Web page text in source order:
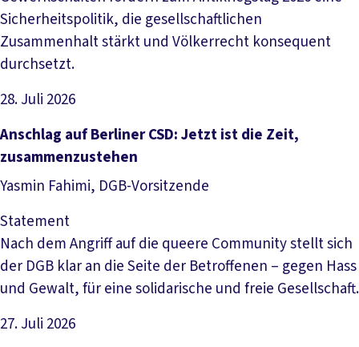
Sicherheitspolitik, die gesellschaftlichen
Zusammenhalt stärkt und Völkerrecht konsequent
durchsetzt.
28. Juli 2026
Artikel lesen
Anschlag auf Berliner CSD: Jetzt ist die Zeit,
zusammenzustehen
Yasmin Fahimi, DGB-Vorsitzende
Statement
Nach dem Angriff auf die queere Community stellt sich
der DGB klar an die Seite der Betroffenen – gegen Hass
und Gewalt, für eine solidarische und freie Gesellschaft.
27. Juli 2026